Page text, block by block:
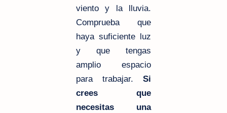
viento y la lluvia.
Comprueba que
haya suficiente luz
y que tengas
amplio espacio
para trabajar. Si
crees que
necesitas una